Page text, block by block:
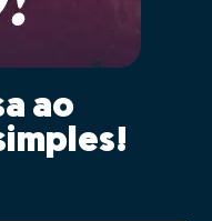
em simultâneo
big data,
especializados,
estás a